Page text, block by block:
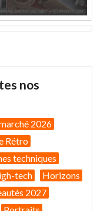
nos
2026
Rétro
techniques
tech
Horizons
2027